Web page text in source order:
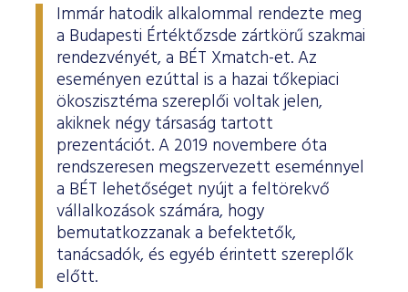
Immár hatodik alkalommal rendezte meg
a Budapesti Értéktőzsde zártkörű szakmai
rendezvényét, a BÉT Xmatch-et. Az
eseményen ezúttal is a hazai tőkepiaci
ökoszisztéma szereplői voltak jelen,
akiknek négy társaság tartott
prezentációt. A 2019 novembere óta
rendszeresen megszervezett eseménnyel
a BÉT lehetőséget nyújt a feltörekvő
vállalkozások számára, hogy
bemutatkozzanak a befektetők,
tanácsadók, és egyéb érintett szereplők
előtt.